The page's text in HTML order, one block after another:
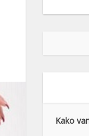
Kako